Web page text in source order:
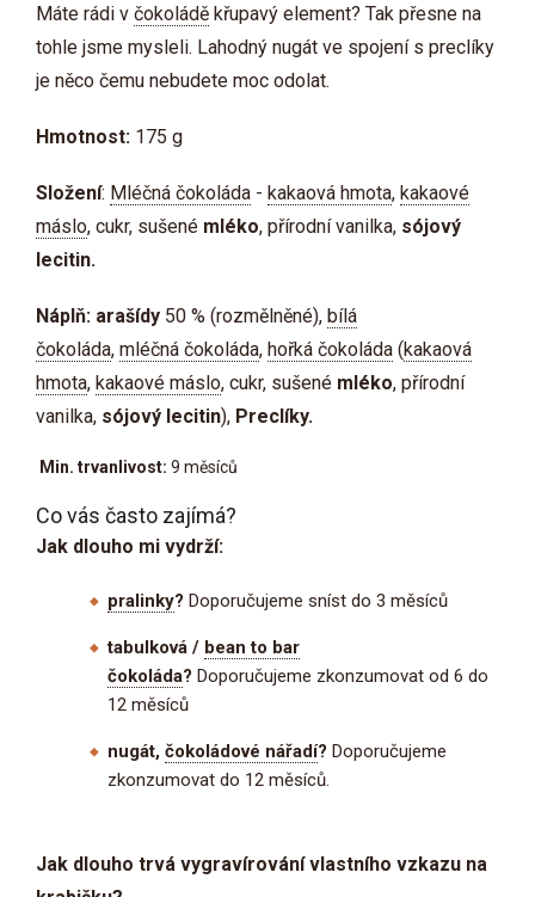
Máte rádi v čokoládě křupavý element? Tak přesne na
tohle jsme mysleli. Lahodný nugát ve spojení s preclíky
je něco čemu nebudete moc odolat.
Hmotnost: 175 g
Složení: Mléčná čokoláda - kakaová hmota, kakaové
máslo, cukr, sušené mléko, přírodní vanilka, sójový
lecitin.
Náplň: arašídy 50 % (rozmělněné), bílá
čokoláda, mléčná čokoláda, hořká čokoláda (kakaová
hmota, kakaové máslo, cukr, sušené mléko, přírodní
vanilka, sójový lecitin), Preclíky.
Min. trvanlivost: 9 měsíců
Co vás často zajímá?
Jak dlouho mi vydrží:
pralinky? Doporučujeme sníst do 3 měsíců
tabulková / bean to bar
čokoláda? Doporučujeme zkonzumovat od 6 do
12 měsíců
nugát, čokoládové nářadí? Doporučujeme
zkonzumovat do 12 měsíců.
Jak dlouho trvá vygravírování vlastního vzkazu na